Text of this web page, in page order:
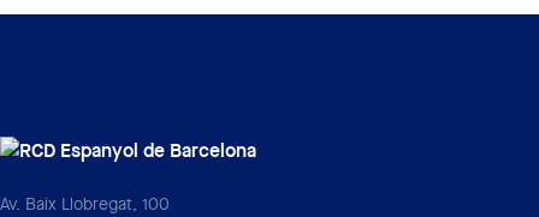
Av. Baix Llobregat, 100